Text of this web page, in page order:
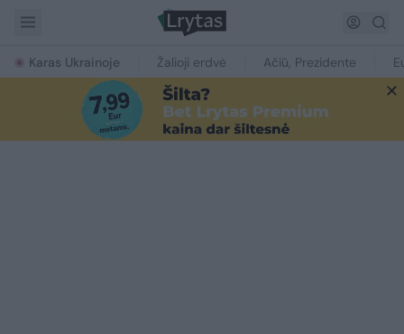
Karas Ukrainoje Žalioji erdvė Ačiū, Prezidente